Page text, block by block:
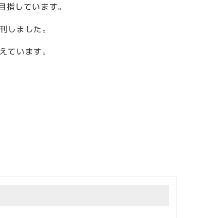
しています。
しました。
ています。